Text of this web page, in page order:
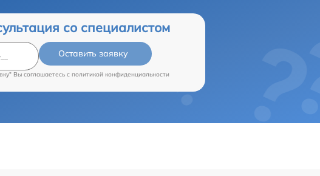
со специалистом
Оставить заявку
Вы соглашаетесь c политикой конфиденциальности